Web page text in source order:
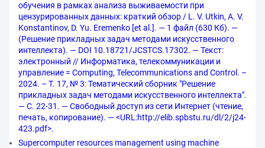
обучения в рамках анализа выживаемости при
цензурированных данных: краткий обзор / L. V. Utkin, A. V.
Konstantinov, D. Yu. Eremenko [et al.]. — 1 файл (630 Кб). —
(Решение прикладных задач методами искусственного
интеллекта). — DOI 10.18721/JCSTCS.17302. — Текст:
электронный // Информатика, телекоммуникации и
управление = Computing, Telecommunications and Control. –
2024. – Т. 17, № 3: Тематический сборник "Решение
прикладных задач методами искусственного интеллекта".
— С. 22-31. — Свободный доступ из сети Интернет (чтение,
печать, копирование). — <URL:http://elib.spbstu.ru/dl/2/j24-
423.pdf>.
Supercomputer resources management using machine